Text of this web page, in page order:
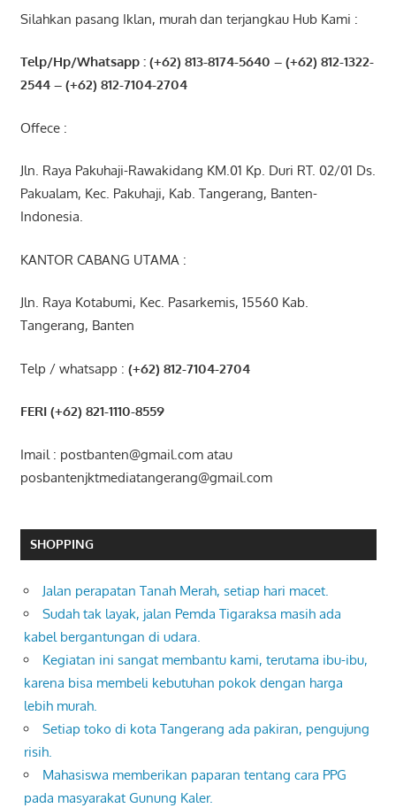
Silahkan pasang Iklan, murah dan terjangkau Hub Kami :
Telp/Hp/Whatsapp : (+62) 813-8174-5640 – (+62) 812-1322-
2544– (+62) 812-7104-2704
Offece :
Jln. Raya Pakuhaji-Rawakidang KM.01 Kp. Duri RT. 02/01 Ds.
Pakualam, Kec. Pakuhaji, Kab. Tangerang, Banten-
Indonesia.
KANTOR CABANG UTAMA :
Jln. Raya Kotabumi, Kec. Pasarkemis, 15560 Kab.
Tangerang, Banten
Telp / whatsapp : (+62) 812-7104-2704
FERI (+62) 821-1110-8559
Imail : postbanten@gmail.com atau
posbantenjktmediatangerang@gmail.com
SHOPPING
Jalan perapatan Tanah Merah, setiap hari macet.
Sudah tak layak, jalan Pemda Tigaraksa masih ada
kabel bergantungan di udara.
Kegiatan ini sangat membantu kami, terutama ibu-ibu,
karena bisa membeli kebutuhan pokok dengan harga
lebih murah.
Setiap toko di kota Tangerang ada pakiran, pengujung
risih.
Mahasiswa memberikan paparan tentang cara PPG
pada masyarakat Gunung Kaler.